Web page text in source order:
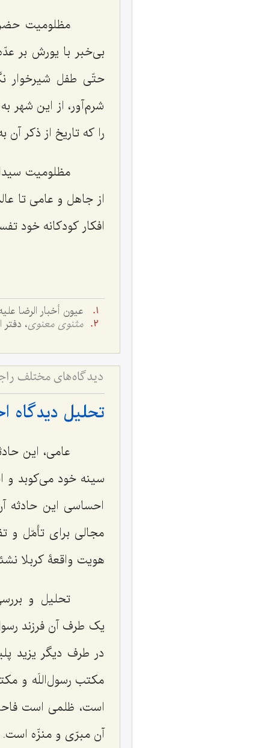
مظلومیت
بی‌خبر با یورش بر
حتّی طفل شیرخوار
شرم‌آور، از این شهر
را که تاریخ از ذکر آن
مظلومیت
از جاهل و عامی تا
افکار کودکانه خود
عیون أخبار الرضا علیه السلام، ج ۱, ص ۵۹؛ کمال
مثنوی معنوی، دفتر
تحلیل دیدگاه
عامی، این
سینه خود می‌کوبد و
احساسی این
مجالی برای تأمّل و
هویت واقعۀ کربلا
تحلیل و
یک طرف آن فرزند
در طرف دیگر یزید
مکتب رسول‌اللَه و
است، ظلمی است
آن مبرّی و منزّه است.